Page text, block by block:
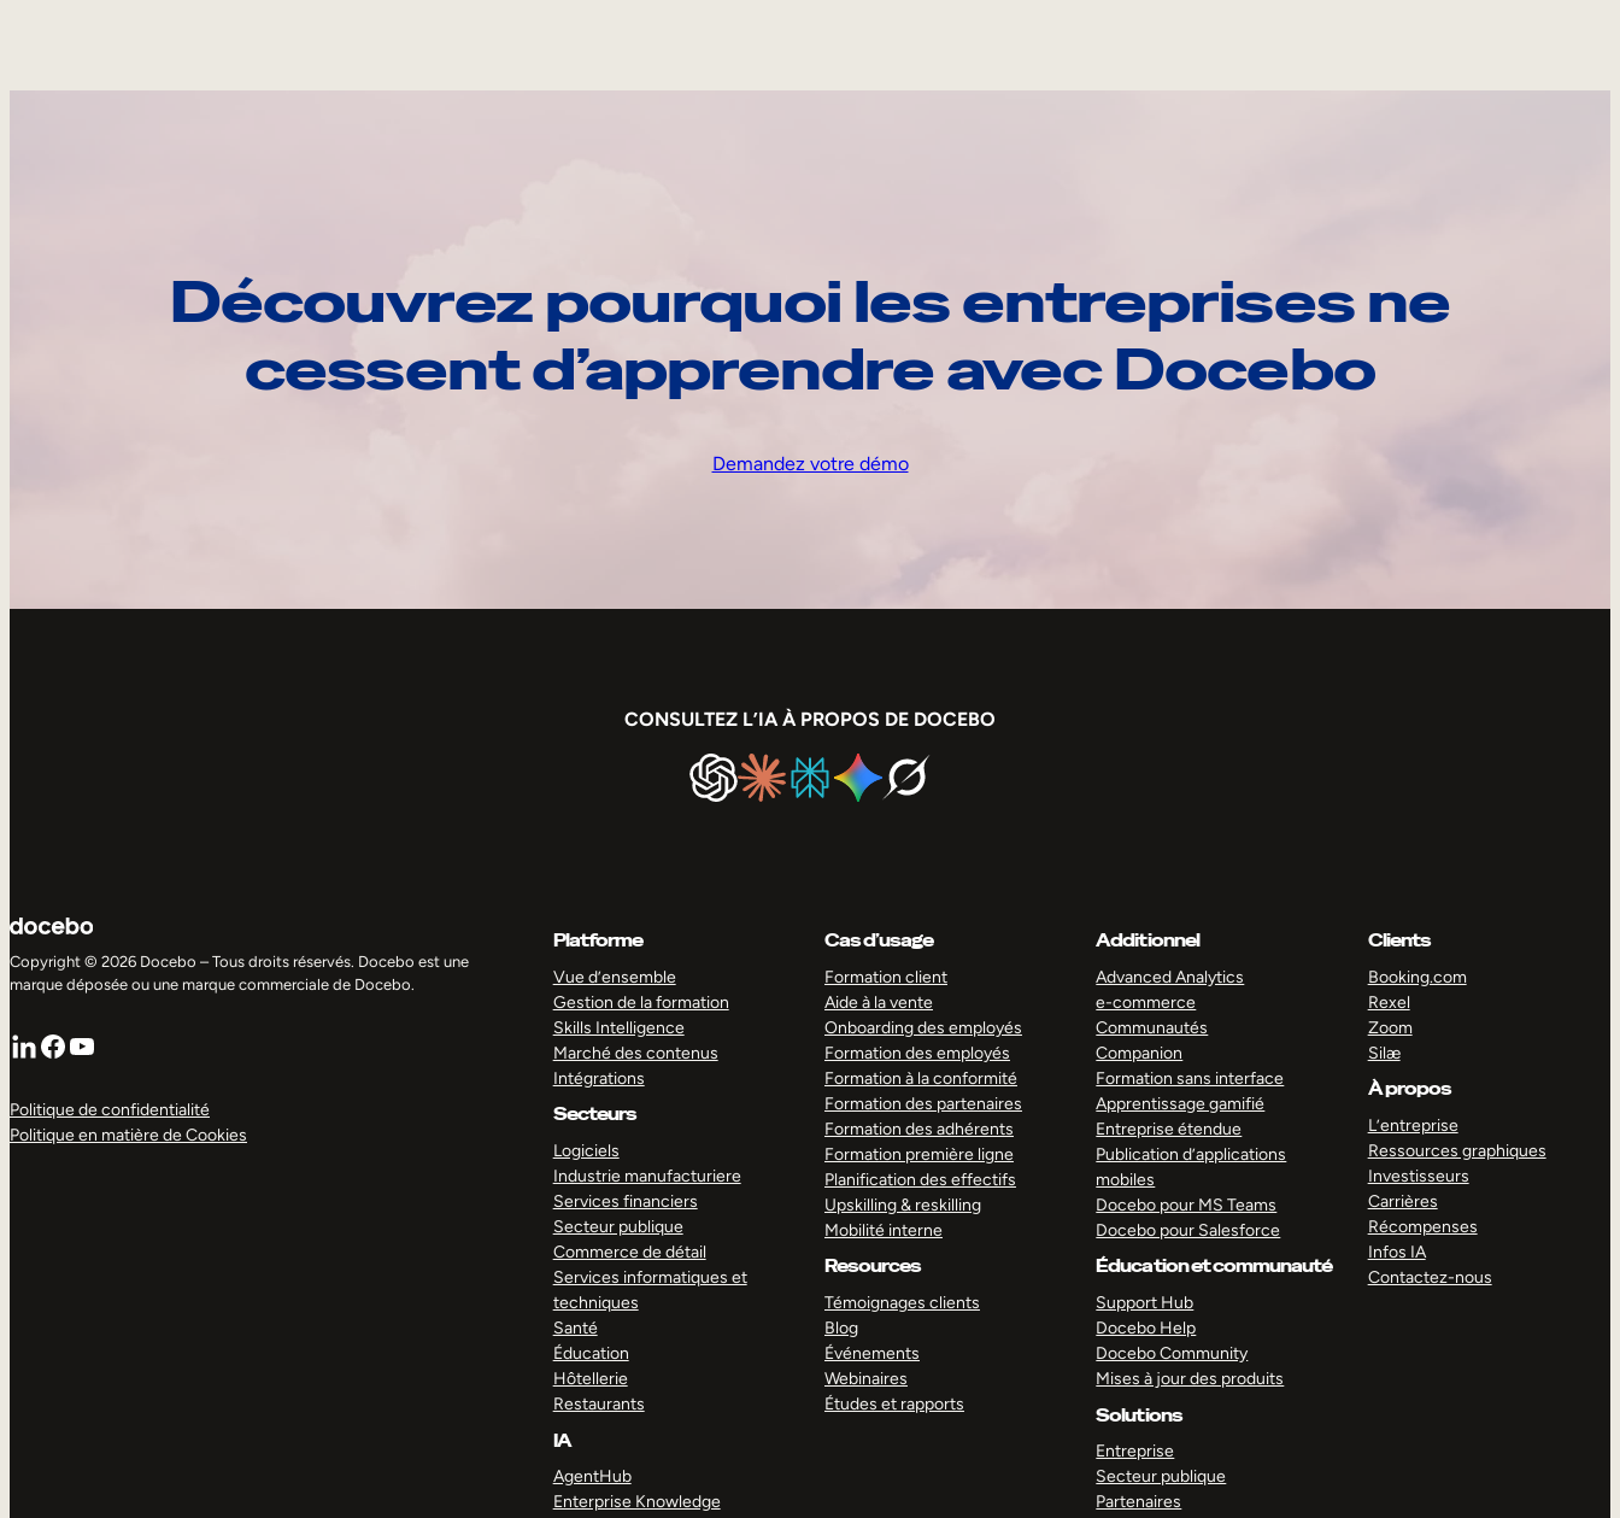
Découvrez pourquoi les entreprises ne
cessent d’apprendre avec Docebo
Demandez votre démo
CONSULTEZ L’IA À PROPOS DE DOCEBO
Copyright © 2026 Docebo – Tous droits réservés. Docebo est une
marque déposée ou une marque commerciale de Docebo.
LinkedIn
Facebook
YouTube
Politique de confidentialité
Politique en matière de Cookies
Platforme
Vue d’ensemble
Gestion de la formation
Skills Intelligence
Marché des contenus
Intégrations
Secteurs
Logiciels
Industrie manufacturiere
Services financiers
Secteur publique
Commerce de détail
Services informatiques et
techniques
Santé
Éducation
Hôtellerie
Restaurants
IA
AgentHub
Enterprise Knowledge
Cas d’usage
Formation client
Aide à la vente
Onboarding des employés
Formation des employés
Formation à la conformité
Formation des partenaires
Formation des adhérents
Formation première ligne
Planification des effectifs
Upskilling & reskilling
Mobilité interne
Resources
Témoignages clients
Blog
Événements
Webinaires
Études et rapports
Additionnel
Advanced Analytics
e-commerce
Communautés
Companion
Formation sans interface
Apprentissage gamifié
Entreprise étendue
Publication d’applications
mobiles
Docebo pour MS Teams
Docebo pour Salesforce
Éducation et communauté
Support Hub
Docebo Help
Docebo Community
Mises à jour des produits
Solutions
Entreprise
Secteur publique
Partenaires
Clients
Booking.com
Rexel
Zoom
Silæ
À propos
L’entreprise
Ressources graphiques
Investisseurs
Carrières
Récompenses
Infos IA
Contactez-nous